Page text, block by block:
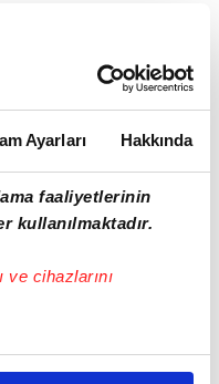
Ayarları Hakkında
faaliyetlerinin
kullanılmaktadır.
ve cihazlarını
sizlere özel
yıldız adayları